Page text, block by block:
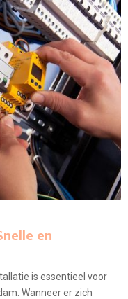
en
is essentieel voor
Wanneer er zich